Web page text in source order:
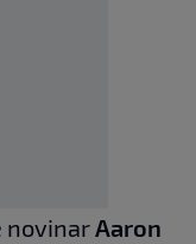
novinarAaron